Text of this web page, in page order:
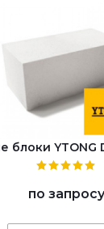
блоки YTONG
по запросу